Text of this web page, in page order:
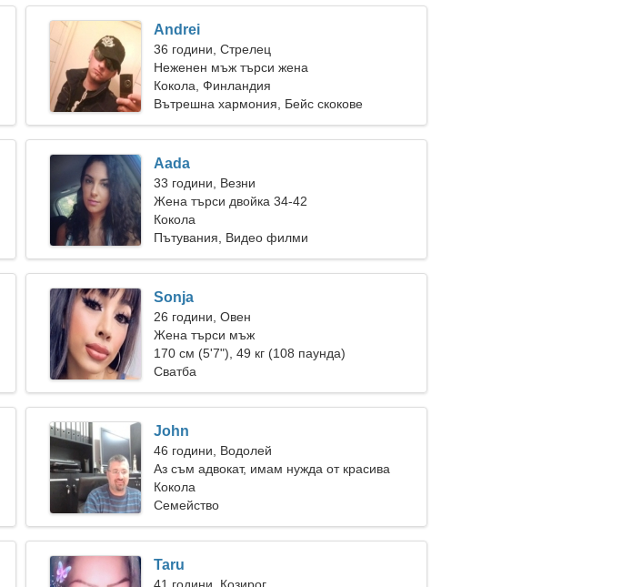
Andrei
36 години, Стрелец
Неженен мъж търси жена
Кокола, Финландия
Вътрешна хармония, Бейс скокове
Aada
33 години, Везни
Жена търси двойка 34-42
Кокола
Пътувания, Видео филми
Sonja
26 години, Овен
Жена търси мъж
170 см (5'7"), 49 кг (108 паунда)
Сватба
John
46 години, Водолей
Аз съм адвокат, имам нужда от красива
жена
Кокола
Семейство
Taru